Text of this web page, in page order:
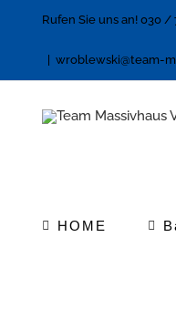
springen
Rufen Sie uns an! 030 /
wroblewski@team-
HOME